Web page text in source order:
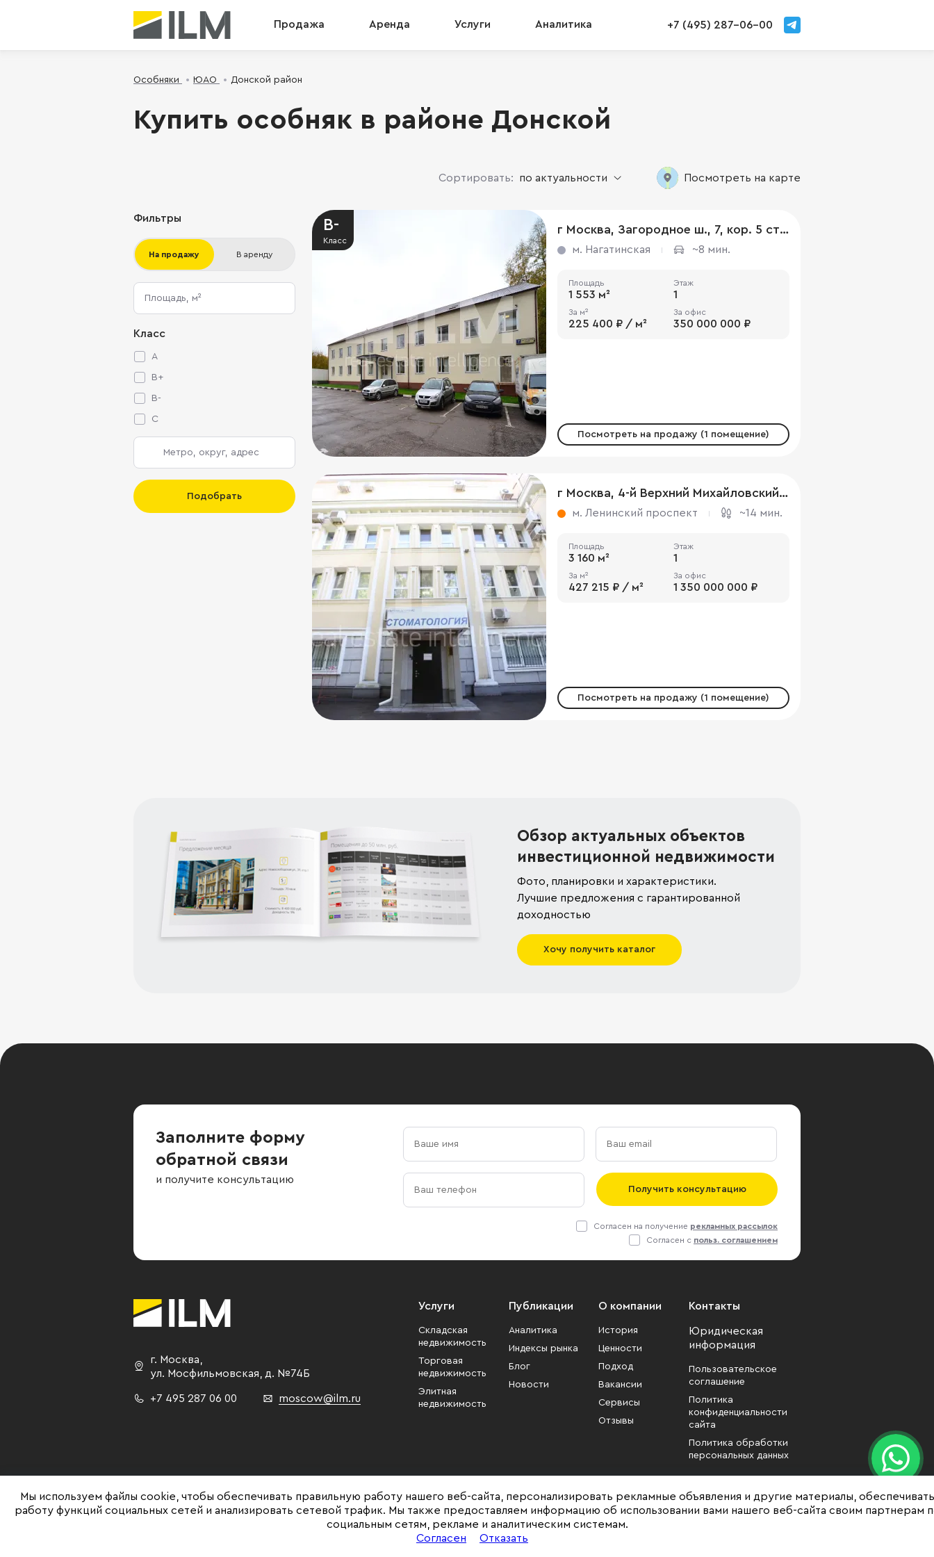
Продажа Аренда Услуги Аналитика +7 (495) 287-06-00
Особняки ЮАО Донской район
Купить особняк в районе Донской
Посмотреть на карте
Сортировать: по актуальности
Фильтры
На продажу В аренду
Площадь, м²
Класс
A
B+
B-
C
Подобрать
B-
Класс
г Москва, Загородное ш., 7, кор. 5 стр 1
м. Нагатинская ~8 мин.
Площадь
1 553 м²
Этаж
1
За м²
225 400 ₽ / м²
За офис
350 000 000 ₽
Посмотреть на продажу (1 помещение)
г Москва, 4-й Верхний Михайловский проезд, д 10 к 6
м. Ленинский проспект ~14 мин.
Площадь
3 160 м²
Этаж
1
За м²
427 215 ₽ / м²
За офис
1 350 000 000 ₽
Посмотреть на продажу (1 помещение)
Обзор актуальных объектов
инвестиционной недвижимости
Фото, планировки и характеристики.
Лучшие предложения с гарантированной
доходностью
Хочу получить каталог
Заполните форму
обратной связи
и получите консультацию
Получить консультацию
Согласен на получение рекламных рассылок
Согласен с польз. соглашением
г. Москва,
ул. Мосфильмовская, д. №74Б
+7 495 287 06 00 moscow@ilm.ru
Услуги
Складская
недвижимость
Торговая
недвижимость
Элитная
недвижимость
Публикации
Аналитика
Индексы рынка
Блог
Новости
О компании
История
Ценности
Подход
Вакансии
Сервисы
Отзывы
Контакты
Юридическая
информация
Пользовательское
соглашение
Политика
конфиденциальности
сайта
Политика обработки
персональных данных
Представленная на сайте информация, в т.ч. стоимости объектов, носит информационный характер
и не является публичной офертой. Условия продажи объекта могут быть изменены собственником без уведомления
Мы используем файлы cookie, чтобы обеспечивать правильную работу нашего веб-сайта, персонализировать рекламные объявления и другие материалы, обеспечивать
работу функций социальных сетей и анализировать сетевой трафик. Мы также предоставляем информацию об использовании вами нашего веб-сайта своим партнерам
социальным сетям, рекламе и аналитическим системам.
Согласен
Отказать